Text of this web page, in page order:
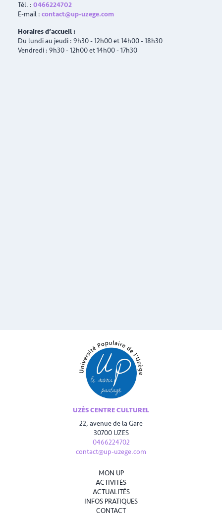
Tél. : 0466224702
E-mail : contact@up-uzege.com
Horaires d’accueil :
Du lundi au jeudi : 9h30 - 12h00 et 14h00 - 18h30
Vendredi : 9h30 - 12h00 et 14h00 - 17h30
UZÈS CENTRE CULTUREL
22, avenue de la Gare
30700 UZES
0466224702
contact@up-uzege.com
MON UP
ACTIVITÉS
ACTUALITÉS
INFOS PRATIQUES
CONTACT